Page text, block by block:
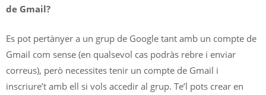
de Gmail?
Es pot pertànyer a un grup de Google tant amb un compte de
Gmail com sense (en qualsevol cas podràs rebre i enviar
correus), però necessites tenir un compte de Gmail i
inscriure’t amb ell si vols accedir al grup. Te’l pots crear en